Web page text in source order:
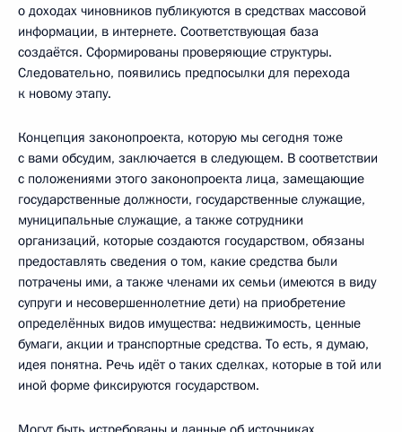
о доходах чиновников публикуются в средствах массовой
информации, в интернете. Соответствующая база
создаётся. Сформированы проверяющие структуры.
Следовательно, появились предпосылки для перехода
к новому этапу.
Концепция законопроекта, которую мы сегодня тоже
с вами обсудим, заключается в следующем. В соответствии
с положениями этого законопроекта лица, замещающие
государственные должности, государственные служащие,
муниципальные служащие, а также сотрудники
организаций, которые создаются государством, обязаны
предоставлять сведения о том, какие средства были
потрачены ими, а также членами их семьи (имеются в виду
супруги и несовершеннолетние дети) на приобретение
определённых видов имущества: недвижимость, ценные
бумаги, акции и транспортные средства. То есть, я думаю,
идея понятна. Речь идёт о таких сделках, которые в той или
иной форме фиксируются государством.